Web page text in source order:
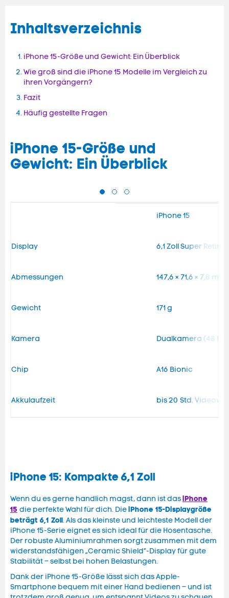
Inhaltsverzeichnis
iPhone 15-Größe und Gewicht: Ein Überblick
Wie groß sind die iPhone 15 Modelle im Vergleich zu
ihren Vorgängern?
Fazit
Häufig gestellte Fragen
iPhone 15-Größe und
Gewicht: Ein Überblick
iPhone 15
Display 6,1 Zoll Super Retina
Abmessungen 147,6 × 71,6 × 7,8 mm
Gewicht 171 g
Kamera Dualkamera (48 MP
Chip A16 Bionic
Akkulaufzeit bis 20 Std.
iPhone 15: Kompakte 6,1 Zoll
Wenn du es gerne handlich magst, dann ist dasiPhone
15 die perfekte Wahl für dich. DieiPhone 15-Displaygröße
beträgt 6,1 Zoll. Als das kleinste und leichteste Modell der
iPhone 15-Serie eignet es sich ideal für die Hosentasche.
Der robuste Aluminiumrahmen sorgt zusammen mit dem
widerstandsfähigen „Ceramic Shield“-Display für gute
Stabilität – selbst bei hohen Belastungen.
Dank der iPhone 15-Größe lässt sich das Apple-
Smartphone bequem mit einer Hand bedienen – und ist